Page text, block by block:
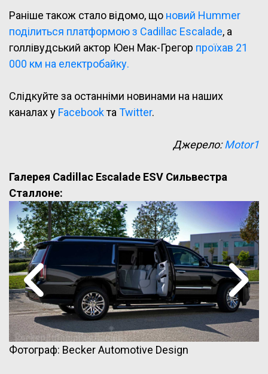
Раніше також стало відомо, що новий Hummer
поділиться платформою з Cadillac Escalade, а
голлівудський актор Юен Мак-Грегор проїхав 21
000 км на електробайку.
Слідкуйте за останніми новинами на наших
каналах у Facebookта Twitter.
Джерело:Motor1
Галерея Cadillac Escalade ESV Сильвестра
Сталлоне:
Фотограф: Becker Automotive Design